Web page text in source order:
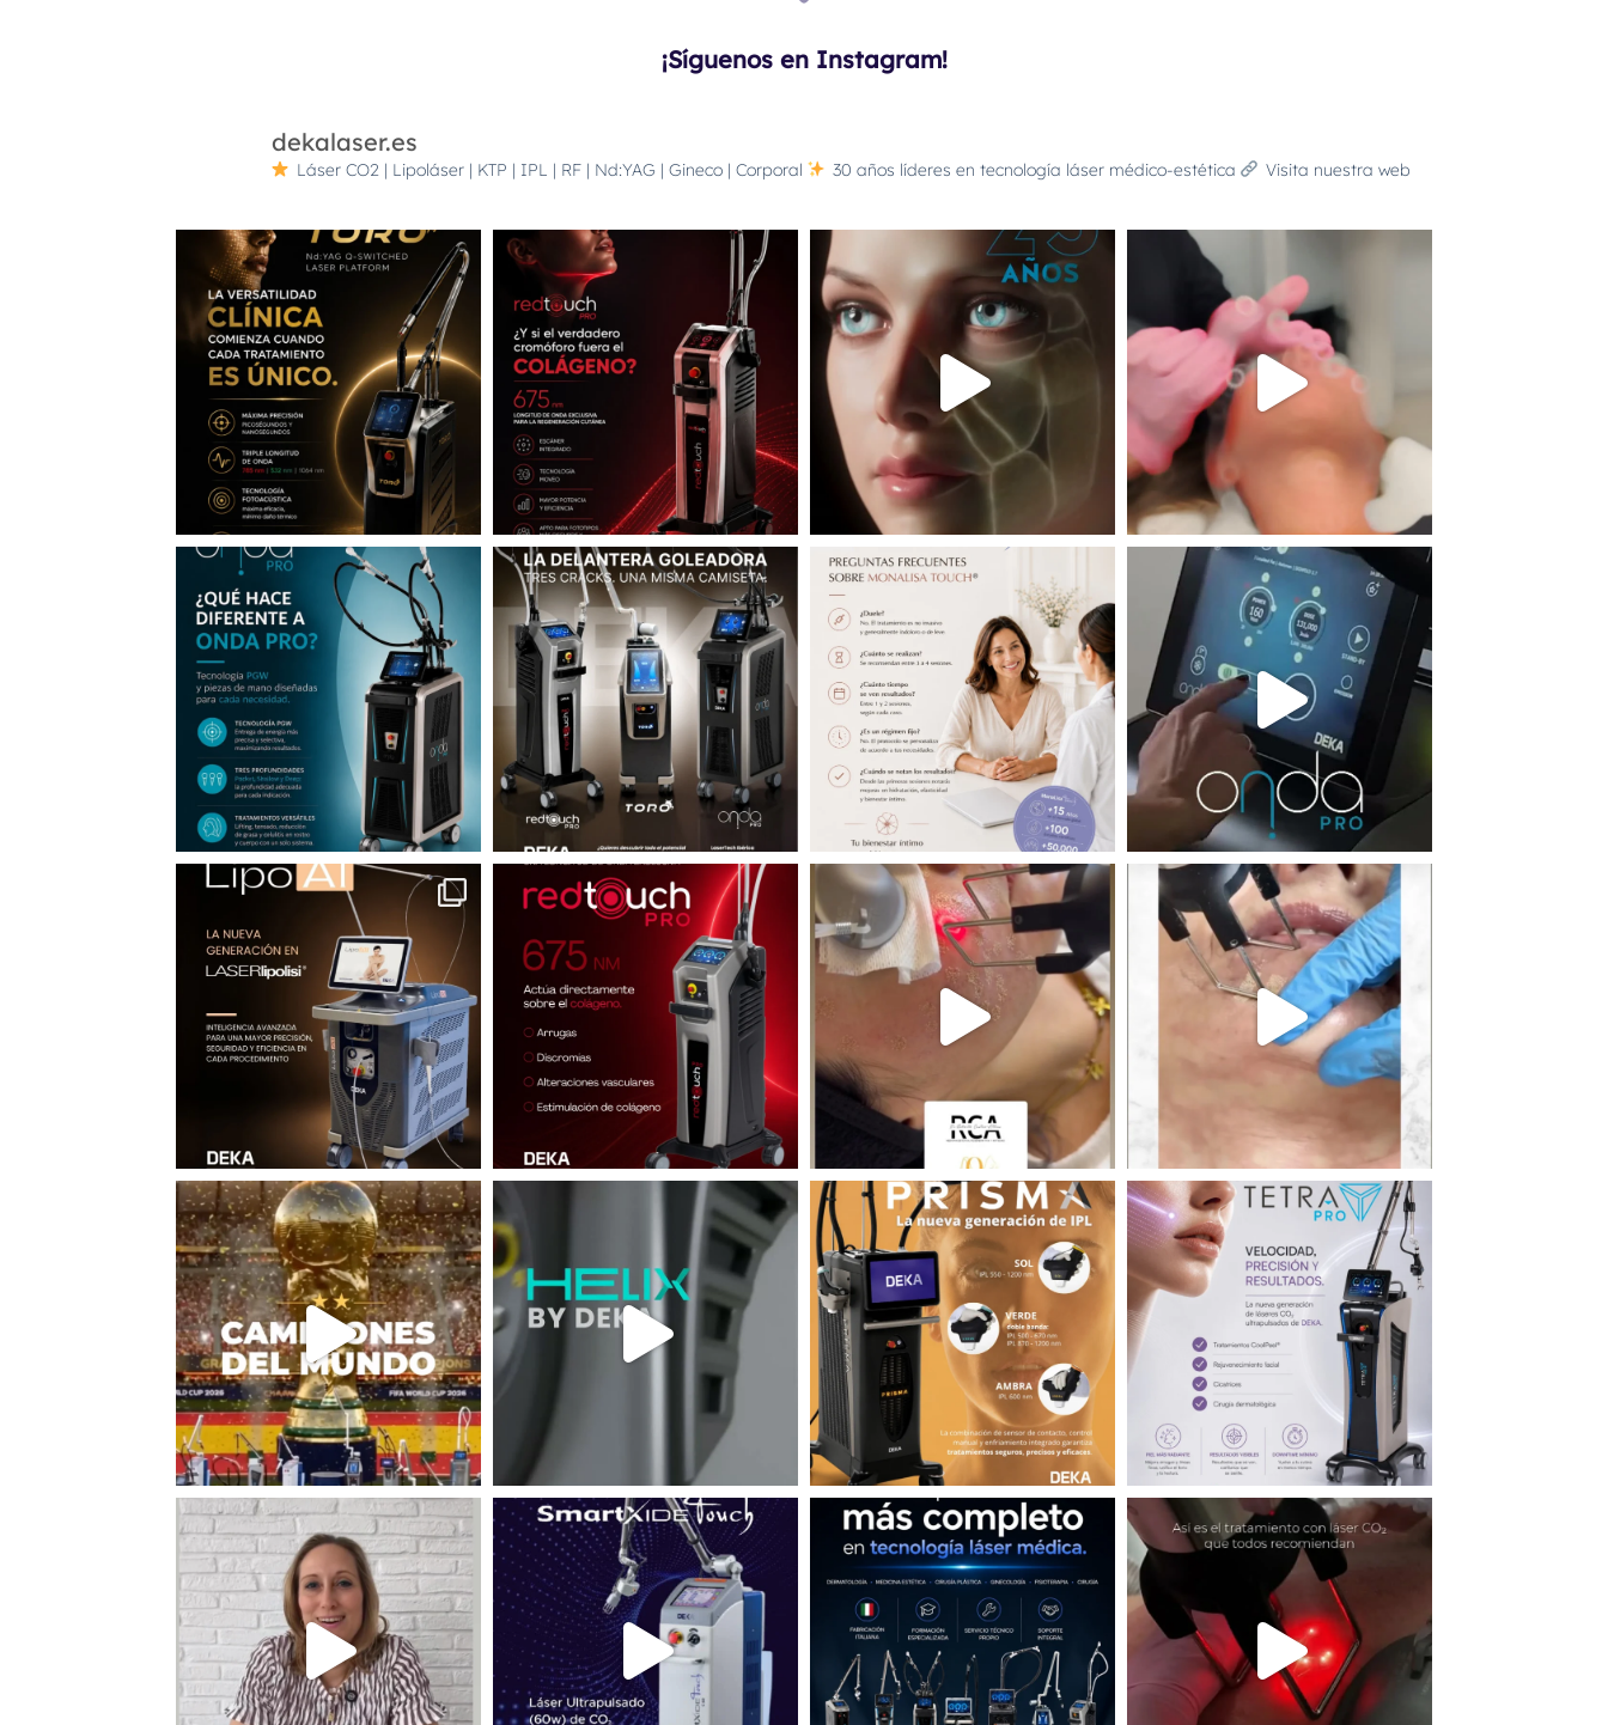
¡Síguenos en Instagram!
dekalaser.es
Láser CO2 | Lipoláser | KTP | IPL | RF | Nd:YAG | Gineco | Corporal 30 años líderes en tecnología láser médico-estética Visita nuestra web